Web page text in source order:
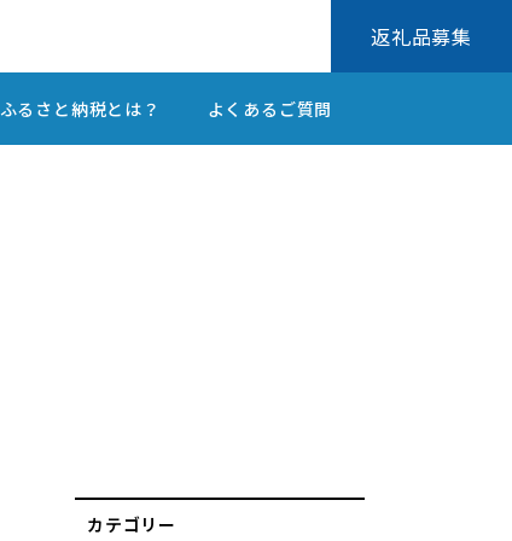
返礼品募集
ふるさと納税とは？ よくあるご質問
カテゴリー